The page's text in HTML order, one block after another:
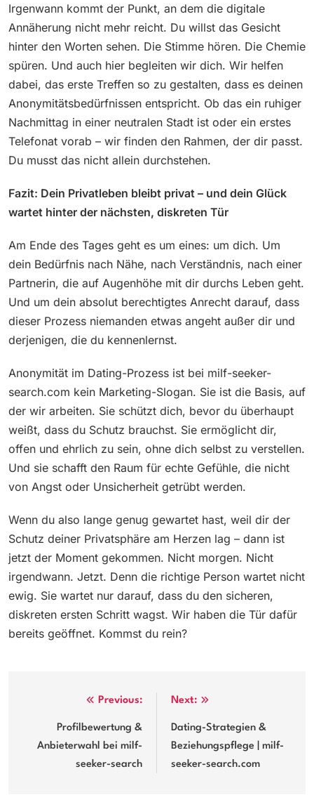
Irgenwann kommt der Punkt, an dem die digitale
Annäherung nicht mehr reicht. Du willst das Gesicht
hinter den Worten sehen. Die Stimme hören. Die Chemie
spüren. Und auch hier begleiten wir dich. Wir helfen
dabei, das erste Treffen so zu gestalten, dass es deinen
Anonymitätsbedürfnissen entspricht. Ob das ein ruhiger
Nachmittag in einer neutralen Stadt ist oder ein erstes
Telefonat vorab – wir finden den Rahmen, der dir passt.
Du musst das nicht allein durchstehen.
Fazit: Dein Privatleben bleibt privat – und dein Glück
wartet hinter der nächsten, diskreten Tür
Am Ende des Tages geht es um eines: um dich. Um
dein Bedürfnis nach Nähe, nach Verständnis, nach einer
Partnerin, die auf Augenhöhe mit dir durchs Leben geht.
Und um dein absolut berechtigtes Anrecht darauf, dass
dieser Prozess niemanden etwas angeht außer dir und
derjenigen, die du kennenlernst.
Anonymität im Dating-Prozess ist bei milf-seeker-
search.com kein Marketing-Slogan. Sie ist die Basis, auf
der wir arbeiten. Sie schützt dich, bevor du überhaupt
weißt, dass du Schutz brauchst. Sie ermöglicht dir,
offen und ehrlich zu sein, ohne dich selbst zu verstellen.
Und sie schafft den Raum für echte Gefühle, die nicht
von Angst oder Unsicherheit getrübt werden.
Wenn du also lange genug gewartet hast, weil dir der
Schutz deiner Privatsphäre am Herzen lag – dann ist
jetzt der Moment gekommen. Nicht morgen. Nicht
irgendwann. Jetzt. Denn die richtige Person wartet nicht
ewig. Sie wartet nur darauf, dass du den sicheren,
diskreten ersten Schritt wagst. Wir haben die Tür dafür
bereits geöffnet. Kommst du rein?
navigation
Previous:
Profilbewertung &
Anbieterwahl bei milf-
seeker-search
Next:
Dating-Strategien &
Beziehungspflege | milf-
seeker-search.com